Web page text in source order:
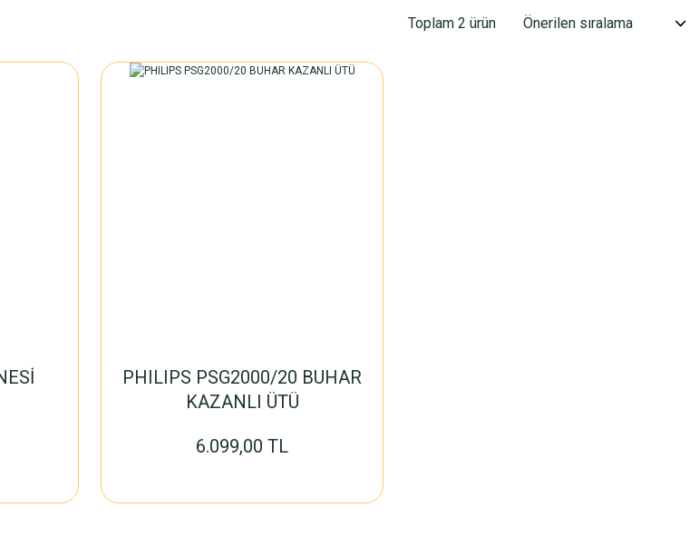
Toplam 2 ürün
PHILIPS PSG2000/20 BUHAR
KAZANLI ÜTÜ
6.099,00 TL